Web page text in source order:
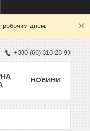
робочим днем.
+380 (66) 310-28-99
НОВИНИ